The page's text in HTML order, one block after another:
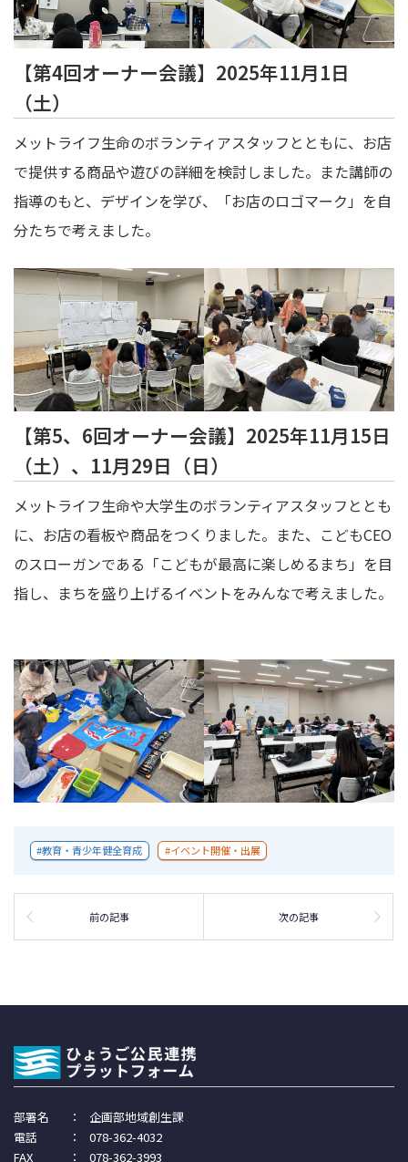
【第4回オーナー会議】2025年11月1日
（土）
メットライフ生命のボランティアスタッフとともに、お店
で提供する商品や遊びの詳細を検討しました。また講師の
指導のもと、デザインを学び、「お店のロゴマーク」を自
分たちで考えました。
【第5、6回オーナー会議】2025年11月15日
（土）、11月29日（日）
メットライフ生命や大学生のボランティアスタッフととも
に、お店の看板や商品をつくりました。また、こどもCEO
のスローガンである「こどもが最高に楽しめるまち」を目
指し、まちを盛り上げるイベントをみんなで考えました。
教育・青少年健全育成 イベント開催・出展
前の記事 次の記事
部署名 ：
企画部地域創生課
電話
：
078-362-4032
FAX
： 078-362-3993